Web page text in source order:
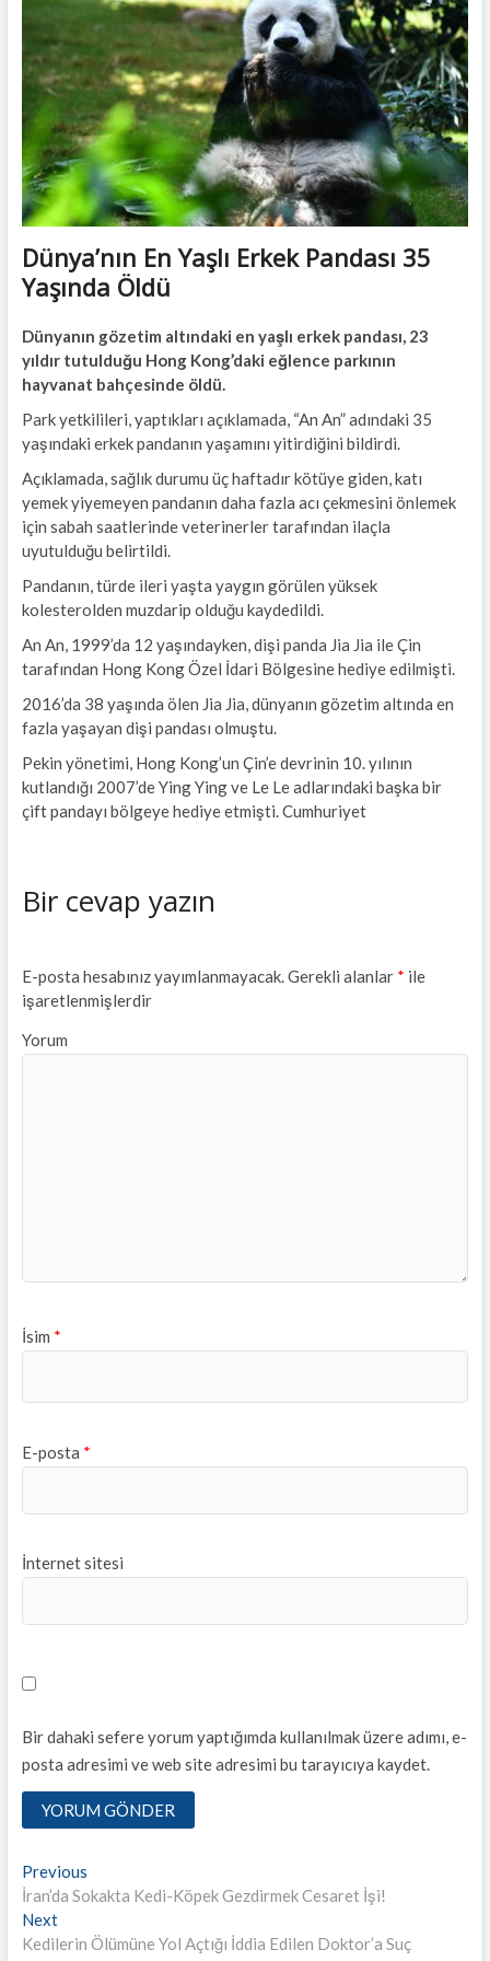
t
t
o
n
Dünya’nın En Yaşlı Erkek Pandası 35
Yaşında Öldü
Dünyanın gözetim altındaki en yaşlı erkek pandası, 23
yıldır tutulduğu Hong Kong’daki eğlence parkının
hayvanat bahçesinde öldü.
Park yetkilileri, yaptıkları açıklamada, “An An” adındaki 35
yaşındaki erkek pandanın yaşamını yitirdiğini bildirdi.
Açıklamada, sağlık durumu üç haftadır kötüye giden, katı
yemek yiyemeyen pandanın daha fazla acı çekmesini önlemek
için sabah saatlerinde veterinerler tarafından ilaçla
uyutulduğu belirtildi.
Pandanın, türde ileri yaşta yaygın görülen yüksek
kolesterolden muzdarip olduğu kaydedildi.
An An, 1999’da 12 yaşındayken, dişi panda Jia Jia ile Çin
tarafından Hong Kong Özel İdari Bölgesine hediye edilmişti.
2016’da 38 yaşında ölen Jia Jia, dünyanın gözetim altında en
fazla yaşayan dişi pandası olmuştu.
Pekin yönetimi, Hong Kong’un Çin’e devrinin 10. yılının
kutlandığı 2007’de Ying Ying ve Le Le adlarındaki başka bir
çift pandayı bölgeye hediye etmişti. Cumhuriyet
Bir cevap yazın
E-posta hesabınız yayımlanmayacak.Gerekli alanlar * ile
işaretlenmişlerdir
Yorum
İsim *
E-posta *
İnternet sitesi
Bir dahaki sefere yorum yaptığımda kullanılmak üzere adımı, e-
posta adresimi ve web site adresimi bu tarayıcıya kaydet.
Yazı
dolaşımı
PreviousPrevious
post:
İran’da Sokakta Kedi-Köpek Gezdirmek Cesaret İşi!
NextNext
post:
Kedilerin Ölümüne Yol Açtığı İddia Edilen Doktor’a Suç